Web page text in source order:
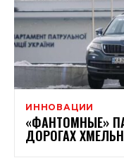
ИННОВАЦИИ
«ФАНТОМНЫЕ»
ДОРОГАХ